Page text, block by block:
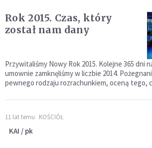
Rok 2015. Czas, który
został nam dany
Przywitaliśmy Nowy Rok 2015. Kolejne 365 dni
umownie zamknęliśmy w liczbie 2014.
pewnego rodzaju rozrachunkiem, oceną tego,
11 lat temu KOŚCIÓŁ
KAI / pk